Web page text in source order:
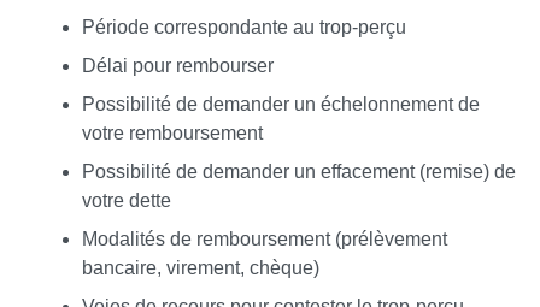
Période correspondante au trop-perçu
Délai pour rembourser
Possibilité de demander un échelonnement de
votre remboursement
Possibilité de demander un effacement (remise) de
votre dette
Modalités de remboursement (prélèvement
bancaire, virement, chèque)